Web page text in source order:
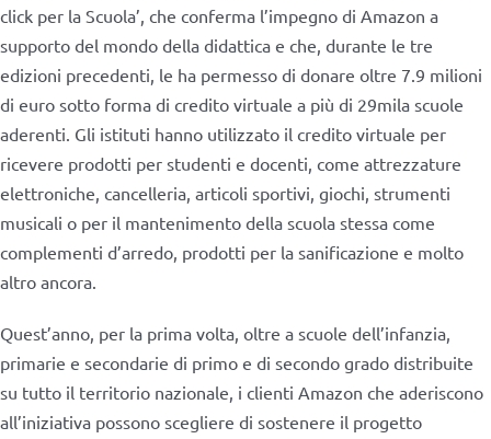
click per la Scuola’, che conferma l’impegno di Amazon a
supporto del mondo della didattica e che, durante le tre
edizioni precedenti, le ha permesso di donare oltre 7.9 milioni
di euro sotto forma di credito virtuale a più di 29mila scuole
aderenti. Gli istituti hanno utilizzato il credito virtuale per
ricevere prodotti per studenti e docenti, come attrezzature
elettroniche, cancelleria, articoli sportivi, giochi, strumenti
musicali o per il mantenimento della scuola stessa come
complementi d’arredo, prodotti per la sanificazione e molto
altro ancora.
Quest’anno, per la prima volta, oltre a scuole dell’infanzia,
primarie e secondarie di primo e di secondo grado distribuite
su tutto il territorio nazionale, i clienti Amazon che aderiscono
all’iniziativa possono scegliere di sostenere il progetto